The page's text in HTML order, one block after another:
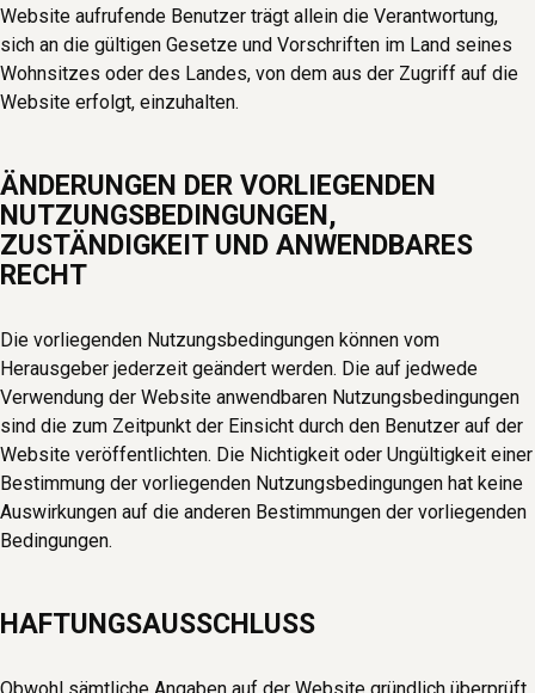
Website aufrufende Benutzer trägt allein die Verantwortung,
sich an die gültigen Gesetze und Vorschriften im Land seines
Wohnsitzes oder des Landes, von dem aus der Zugriff auf die
Website erfolgt, einzuhalten.
ÄNDERUNGEN DER VORLIEGENDEN
NUTZUNGSBEDINGUNGEN,
ZUSTÄNDIGKEIT UND ANWENDBARES
RECHT
Die vorliegenden Nutzungsbedingungen können vom
Herausgeber jederzeit geändert werden. Die auf jedwede
Verwendung der Website anwendbaren Nutzungsbedingungen
sind die zum Zeitpunkt der Einsicht durch den Benutzer auf der
Website veröffentlichten. Die Nichtigkeit oder Ungültigkeit einer
Bestimmung der vorliegenden Nutzungsbedingungen hat keine
Auswirkungen auf die anderen Bestimmungen der vorliegenden
Bedingungen.
HAFTUNGSAUSSCHLUSS